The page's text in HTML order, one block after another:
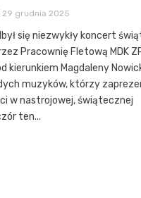
29 grudnia 2025
się niezwykły koncert
Pracownię Fletową MDK
kierunkiem Magdaleny
muzyków, którzy
w nastrojowej, świątecznej
ten...